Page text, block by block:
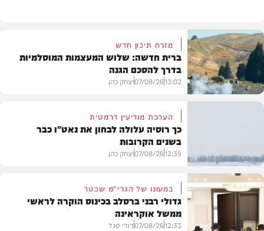
מזרח תיכון חדש
ברית חדשה: שלוש המעצמות המוסלמיות
בדרך להסכם הגנה
13:02
07/08/26יצחק כהן
הערכת מודיעין דרמטית
כך רוסיה עלולה לבחון את נאט"ו כבר
בשנים הקרובות
12:39
07/08/26יצחק כהן
במעונו של הגרי"מ שכטר
גדולי רבני ברסלב בכינוס הוקרה לראשי
ממשל אוקראינה
12:33
07/08/26דודי סגל